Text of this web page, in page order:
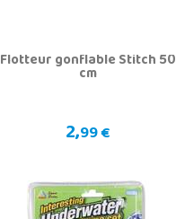
Flotteur gonflable Stitch 50
cm
2,99 €